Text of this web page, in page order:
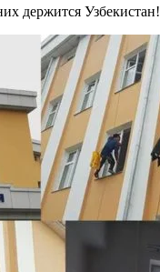
держится Узбекистан!